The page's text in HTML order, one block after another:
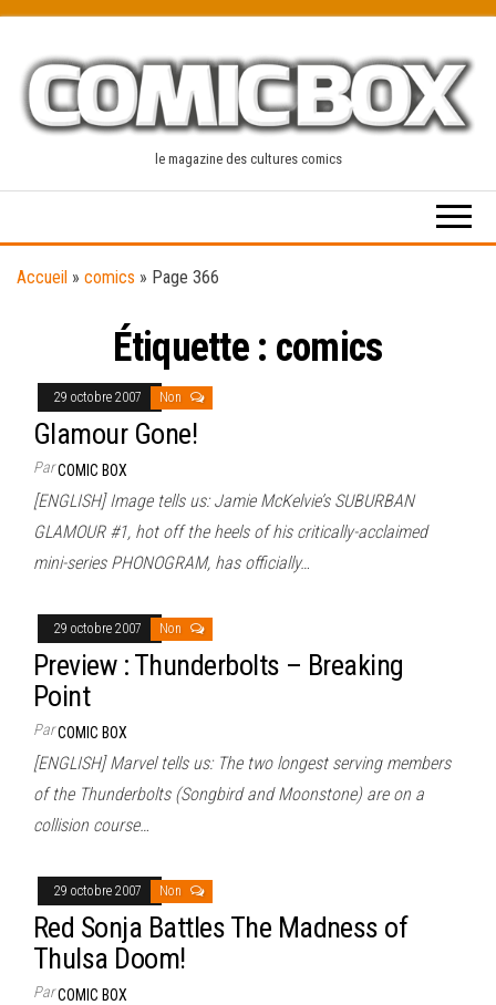
content
le magazine des cultures comics
Accueil » comics » Page 366
Étiquette : comics
29 octobre 2007 Non
Glamour Gone!
ParCOMIC BOX
[ENGLISH] Image tells us: Jamie McKelvie’s SUBURBAN
GLAMOUR #1, hot off the heels of his critically-acclaimed
mini-series PHONOGRAM, has officially…
29 octobre 2007 Non
Preview : Thunderbolts – Breaking
Point
ParCOMIC BOX
[ENGLISH] Marvel tells us: The two longest serving members
of the Thunderbolts (Songbird and Moonstone) are on a
collision course…
29 octobre 2007 Non
Red Sonja Battles The Madness of
Thulsa Doom!
ParCOMIC BOX